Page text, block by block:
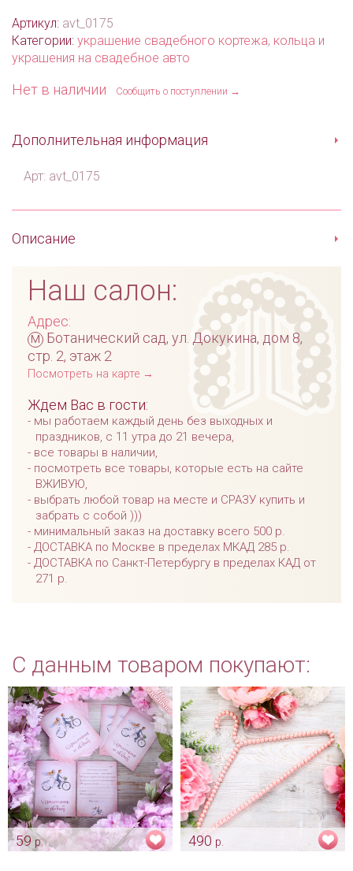
Артикул: avt_0175
Категории: украшение свадебного кортежа, кольца и
украшения на свадебное авто
Нет в наличии Сообщить о поступлении →
Дополнительная информация
Арт: avt_0175
Описание
Наш салон:
Адрес:
м Ботанический сад, ул. Докукина, дом 8,
стр. 2, этаж 2
Посмотреть на карте →
Ждем Вас в гости:
мы работаем каждый день без выходных и
праздников, с 11 утра до 21 вечера,
все товары в наличии,
посмотреть все товары, которые есть на сайте
ВЖИВУЮ,
выбрать любой товар на месте и СРАЗУ купить и
забрать с собой )))
минимальный заказ на доставку всего 500 р.
ДОСТАВКА по Москве в пределах МКАД 285 р.
ДОСТАВКА по Санкт-Петербургу в пределах КАД от
271 р.
С данным товаром покупают:
59р.
490 р.